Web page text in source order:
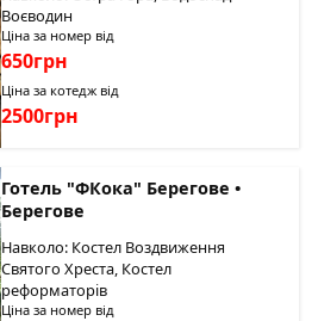
Воєводин
Ціна за номер від
650грн
Ціна за котедж від
2500грн
Готель "ФКока" Берегове •
Берегове
Навколо: Костел Воздвиження
Святого Хреста, Костел
реформаторів
Ціна за номер від